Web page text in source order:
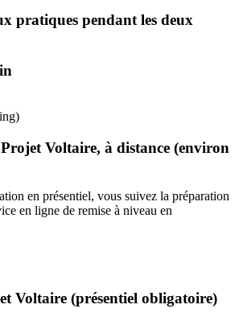
pratiques pendant les deux
Voltaire, à distance (environ
en présentiel, vous suivez la préparation
en ligne de remise à niveau en
Voltaire (présentiel obligatoire)